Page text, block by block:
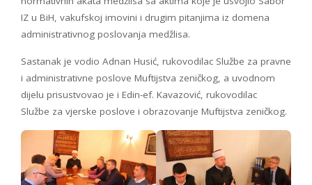
IZ u BiH, vakufskoj imovini i drugim pitanjima iz domena
administrativnog poslovanja medžlisa.
Sastanak je vodio Adnan Husić, rukovodilac Službe za pravne
i administrativne poslove Muftijstva zeničkog, a uvodnom
dijelu prisustvovao je i Edin-ef. Kavazović, rukovodilac
Službe za vjerske poslove i obrazovanje Muftijstva zeničkog.